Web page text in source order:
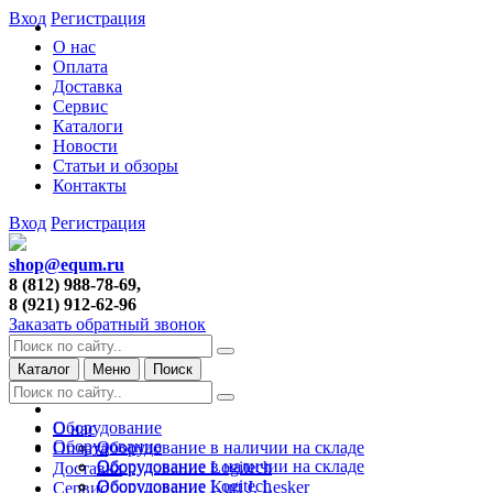
О нас
Оплата
Доставка
Сервис
Каталоги
Новости
Статьи и обзоры
Контакты
Вход Регистрация
Вход Регистрация
shop@equm.ru
8 (812) 988-78-69,
8 (921) 912-62-96
Заказать обратный звонок
Каталог Меню Поиск
О нас
Оплата
Доставка
Сервис
Оборудование
Оборудование в наличии на складе
Оборудование Logitech
Оборудование Kurt J. Lesker
Оборудование
Оборудование в наличии на складе
Оборудование Logitech